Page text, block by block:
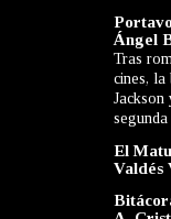
Ángel
Tras
cines, la
Jackson
El
Valdés